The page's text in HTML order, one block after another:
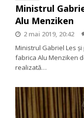
Ministrul
Alu Menziken
2 mai 2019, 20:42
Ministrul Gabriel Les
fabrica Alu Menziken
realizată…